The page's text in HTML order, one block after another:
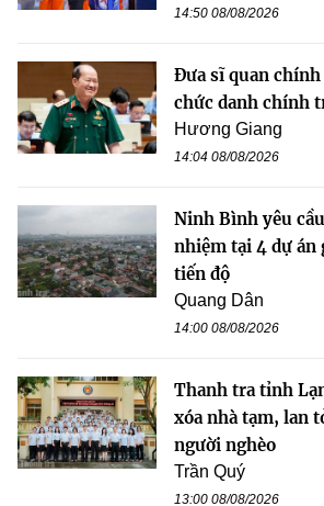
14:50 08/08/2026
Đưa sĩ quan chính
chức danh chính
Hương Giang
14:04 08/08/2026
Ninh Bình yêu
nhiệm tại 4 dự án
tiến độ
Quang Dân
14:00 08/08/2026
Thanh tra tỉnh
xóa nhà tạm, lan
người nghèo
Trần Quý
13:00 08/08/2026